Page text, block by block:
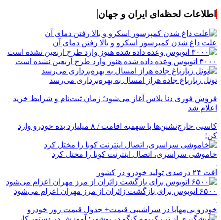
اطلاعات لحظه‌ای ایران و جهان
علت داغ شدن کمپرسور اسکرو و بالا رفتن دمای آن
۳۰۰۰ اتوبوس وعده داده شده هنوز وارد طرح اربعین نشده است
تونل زیارباغ جاده هراز امسال به بهره‌برداری می‌رسد
فروش فوری دنا پلاس آغاز می‌شود؛ زمان ثبت‌نام و شرایط خرید
اعلام شد
کاسبی خارج‌نشین‌ها با سهمیه اقامت / ۸ میلیارد بده خودرو وارد
کن!
خاموشی سراسری، اتصال اینترنت کوبا را مختل کرد
افت ۲۴ درصدی تولید خودرو در کشور
۶۵۰۰ اتوبوس برای بازگشت زائران از مرز مهران اعزام می‌شود
خودرو بی‌مهابا در سراشیبی قیمت+ جدول قیمت روز خودرو